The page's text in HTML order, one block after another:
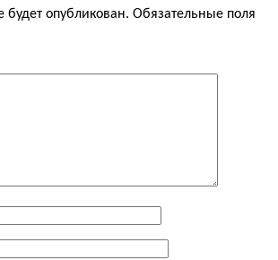
опубликован. Обязательные поля